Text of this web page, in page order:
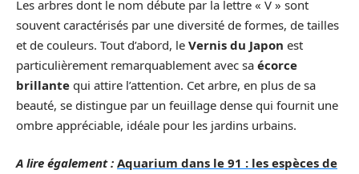
Les arbres dont le nom débute par la lettre « V » sont
souvent caractérisés par une diversité de formes, de tailles
et de couleurs. Tout d’abord, le Vernis du Japon est
particulièrement remarquablement avec sa écorce
brillante qui attire l’attention. Cet arbre, en plus de sa
beauté, se distingue par un feuillage dense qui fournit une
ombre appréciable, idéale pour les jardins urbains.
A lire également : Aquarium dans le 91 : les espèces de